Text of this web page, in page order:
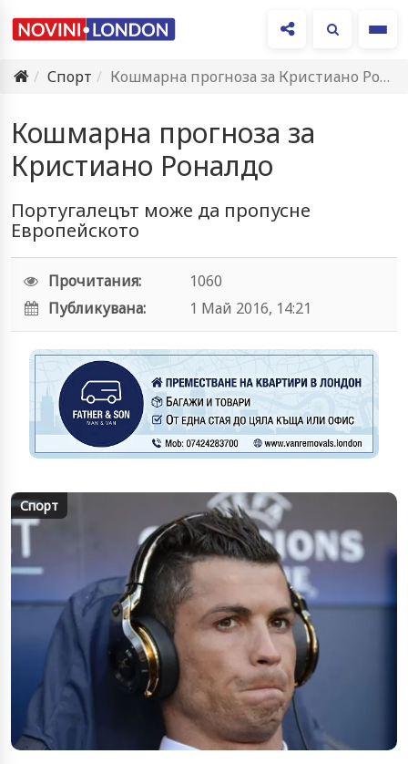
Спорт
Кошмарна прогноза за Кристиано Роналдо
Кошмарна прогноза за
Кристиано Роналдо
Португалецът може да пропусне
Европейското
Прочитания:
1060
Публикувана:
1 Май 2016, 14:21
Спорт